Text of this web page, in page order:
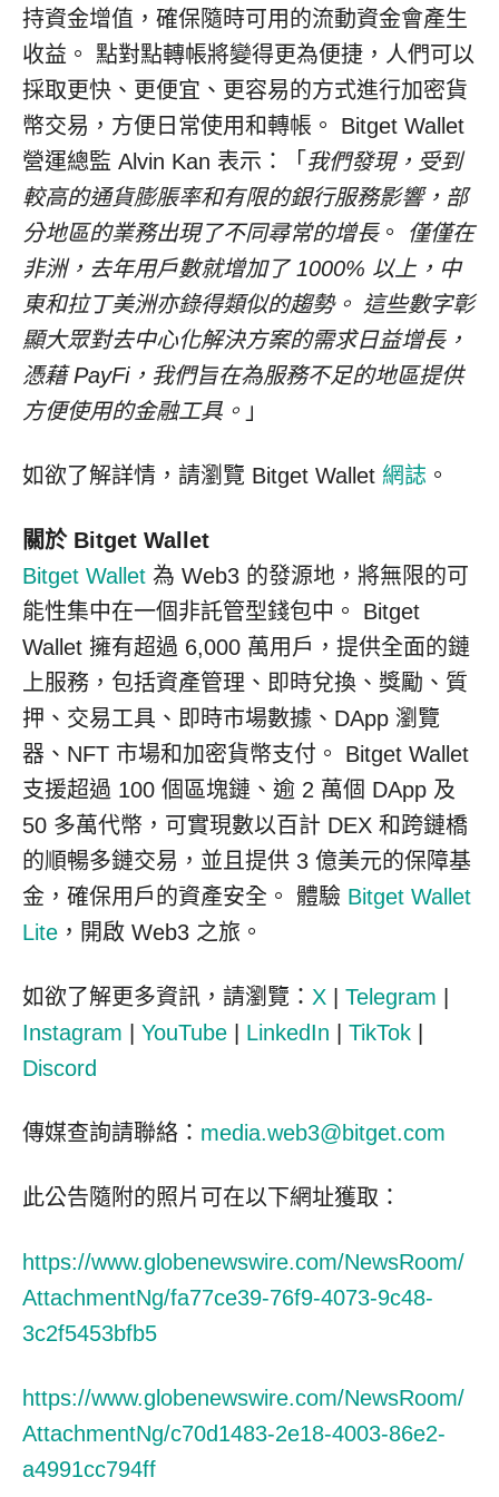
持資金增值，確保隨時可用的流動資金會產生
收益。 點對點轉帳將變得更為便捷，人們可以
採取更快、更便宜、更容易的方式進行加密貨
幣交易，方便日常使用和轉帳。 Bitget Wallet
營運總監 Alvin Kan 表示：「 我們發現，受到
較高的通貨膨脹率和有限的銀行服務影響，部
分地區的業務出現了不同尋常的增長。 僅僅在
非洲，去年用戶數就增加了 1000% 以上，中
東和拉丁美洲亦錄得類似的趨勢。 這些數字彰
顯大眾對去中心化解決方案的需求日益增長，
憑藉 PayFi，我們旨在為服務不足的地區提供
方便使用的金融工具。 」
如欲了解詳情，請瀏覽 Bitget Wallet 網誌 。
關於 Bitget Wallet
Bitget Wallet 為 Web3 的發源地，將無限的可
能性集中在一個非託管型錢包中。 Bitget
Wallet 擁有超過 6,000 萬用戶，提供全面的鏈
上服務，包括資產管理、即時兌換、獎勵、質
押、交易工具、即時市場數據、DApp 瀏覽
器、NFT 市場和加密貨幣支付。 Bitget Wallet
支援超過 100 個區塊鏈、逾 2 萬個 DApp 及
50 多萬代幣，可實現數以百計 DEX 和跨鏈橋
的順暢多鏈交易，並且提供 3 億美元的保障基
金，確保用戶的資產安全。 體驗 Bitget Wallet
Lite ，開啟 Web3 之旅。
如欲了解更多資訊，請瀏覽： X Telegram
Instagram
YouTube LinkedIn TikTok
Discord
傳媒查詢請聯絡： media.web3@bitget.com
此公告隨附的照片可在以下網址獲取：
https://www.globenewswire.com/NewsRoom/
AttachmentNg/fa77ce39-76f9-4073-9c48-
3c2f5453bfb5
https://www.globenewswire.com/NewsRoom/
AttachmentNg/c70d1483-2e18-4003-86e2-
a4991cc794ff